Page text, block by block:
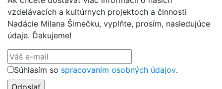
vzdelávacích a kultúrnych projektoch a činnosti
Nadácie Milana Šimečku, vyplňte, prosím, nasledujúce
údaje. Ďakujeme!
Súhlasím so spracovaním osobných údajov.